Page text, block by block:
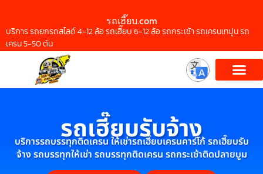
รถเฮี๊ยบ.com
บริการ รถยกรถสไลด์ 4-12 ล้อ รถเฮี๊ยบ 6-12 ล้อ รถกระเช้า รถเครนเทปูน รถ
เครน 5-50 ตัน
รถเฮี๊ยบรับจ้าง
บริการรถบรรทุกติดเครน ให้เช่ารถเฮี๊ยบเครนคาร์โก้ รถเฮี๊ยบรับ
จ้าง รถบรรทุกให้เช่า รถบรรทุกติดเครน รถกระเช้าติดปลายบูม